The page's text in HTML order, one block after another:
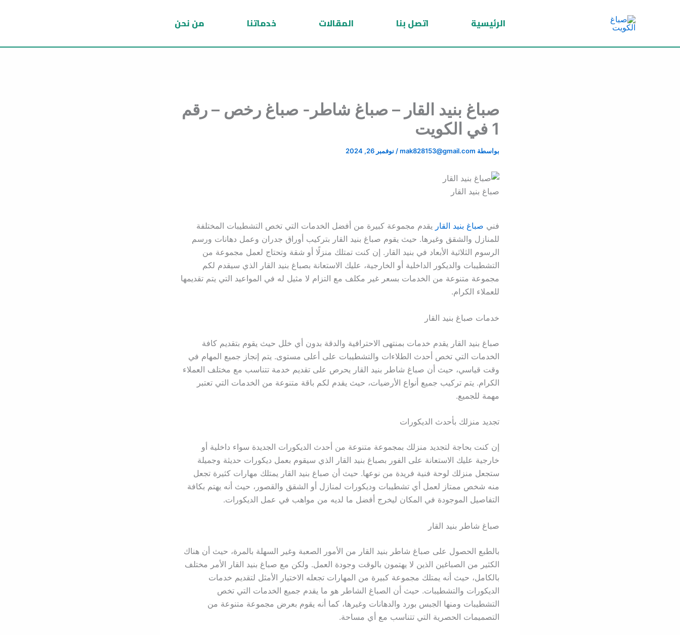
الرئيسية اتصل بنا المقالات خدماتنا من نحن
صباغ بنيد القار – صباغ شاطر- صباغ رخص – رقم
1 في الكويت
بواسطة mak828153@gmail.com
/ نوفمبر 26, 2024
صباغ بنيد القار
فني صباغ بنيد القار يقدم مجموعة كبيرة من أفضل الخدمات التي تخص التشطيبات المختلفة
للمنازل والشقق وغيرها. حيث يقوم صباغ بنيد القار بتركيب أوراق جدران وعمل دهانات ورسم
الرسوم الثلاثية الأبعاد في بنيد القار. إن كنت تمتلك منزلًا أو شقة وتحتاج لعمل مجموعة من
التشطيبات والديكور الداخلية أو الخارجية، عليك الاستعانة بصباغ بنيد القار الذي سيقدم لكم
مجموعة متنوعة من الخدمات بسعر غير مكلف مع التزام لا مثيل له في المواعيد التي يتم تقديمها
للعملاء الكرام.
خدمات صباغ بنيد القار
صباغ بنيد القار يقدم خدمات بمنتهى الاحترافية والدقة بدون أي خلل حيث يقوم بتقديم كافة
الخدمات التي تخص أحدث الطلاءات والتشطيبات على أعلى مستوى. يتم إنجاز جميع المهام في
وقت قياسي، حيث أن صباغ شاطر بنيد القار يحرص على تقديم خدمة تتناسب مع مختلف العملاء
الكرام. يتم تركيب جميع أنواع الأرضيات، حيث يقدم لكم باقة متنوعة من الخدمات التي تعتبر
مهمة للجميع.
تجديد منزلك بأحدث الديكورات
إن كنت بحاجة لتجديد منزلك بمجموعة متنوعة من أحدث الديكورات الجديدة سواء داخلية أو
خارجية عليك الاستعانة على الفور بصباغ بنيد القار الذي سيقوم بعمل ديكورات حديثة وجميلة
ستجعل منزلك لوحة فنية فريدة من نوعها. حيث أن صباغ بنيد القار يمتلك مهارات كثيرة تجعل
منه شخص ممتاز لعمل أي تشطيبات وديكورات لمنازل أو الشقق والقصور، حيث أنه يهتم بكافة
التفاصيل الموجودة في المكان ليخرج أفضل ما لديه من مواهب في عمل الديكورات.
صباغ شاطر بنيد القار
بالطبع الحصول على صباغ شاطر بنيد القار من الأمور الصعبة وغير السهلة بالمرة، حيث أن هناك
الكثير من الصباغين الذين لا يهتمون بالوقت وجودة العمل. ولكن مع صباغ بنيد القار الأمر مختلف
بالكامل، حيث أنه يمتلك مجموعة كبيرة من المهارات تجعله الاختيار الأمثل لتقديم خدمات
الديكورات والتشطيبات. حيث أن الصباغ الشاطر هو ما يقدم جميع الخدمات التي تخص
التشطيبات ومنها الجبس بورد والدهانات وغيرها، كما أنه يقوم بعرض مجموعة متنوعة من
التصميمات الحصرية التي تتناسب مع أي مساحة.